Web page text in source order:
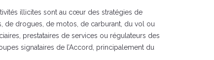
illicites sont au cœur des stratégies de
de drogues, de motos, de carburant, du vol ou
prestataires de services ou régulateurs des
signataires de l’Accord, principalement du